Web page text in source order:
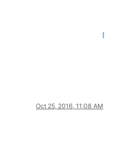
Oct 25, 2016, 11:08 AM